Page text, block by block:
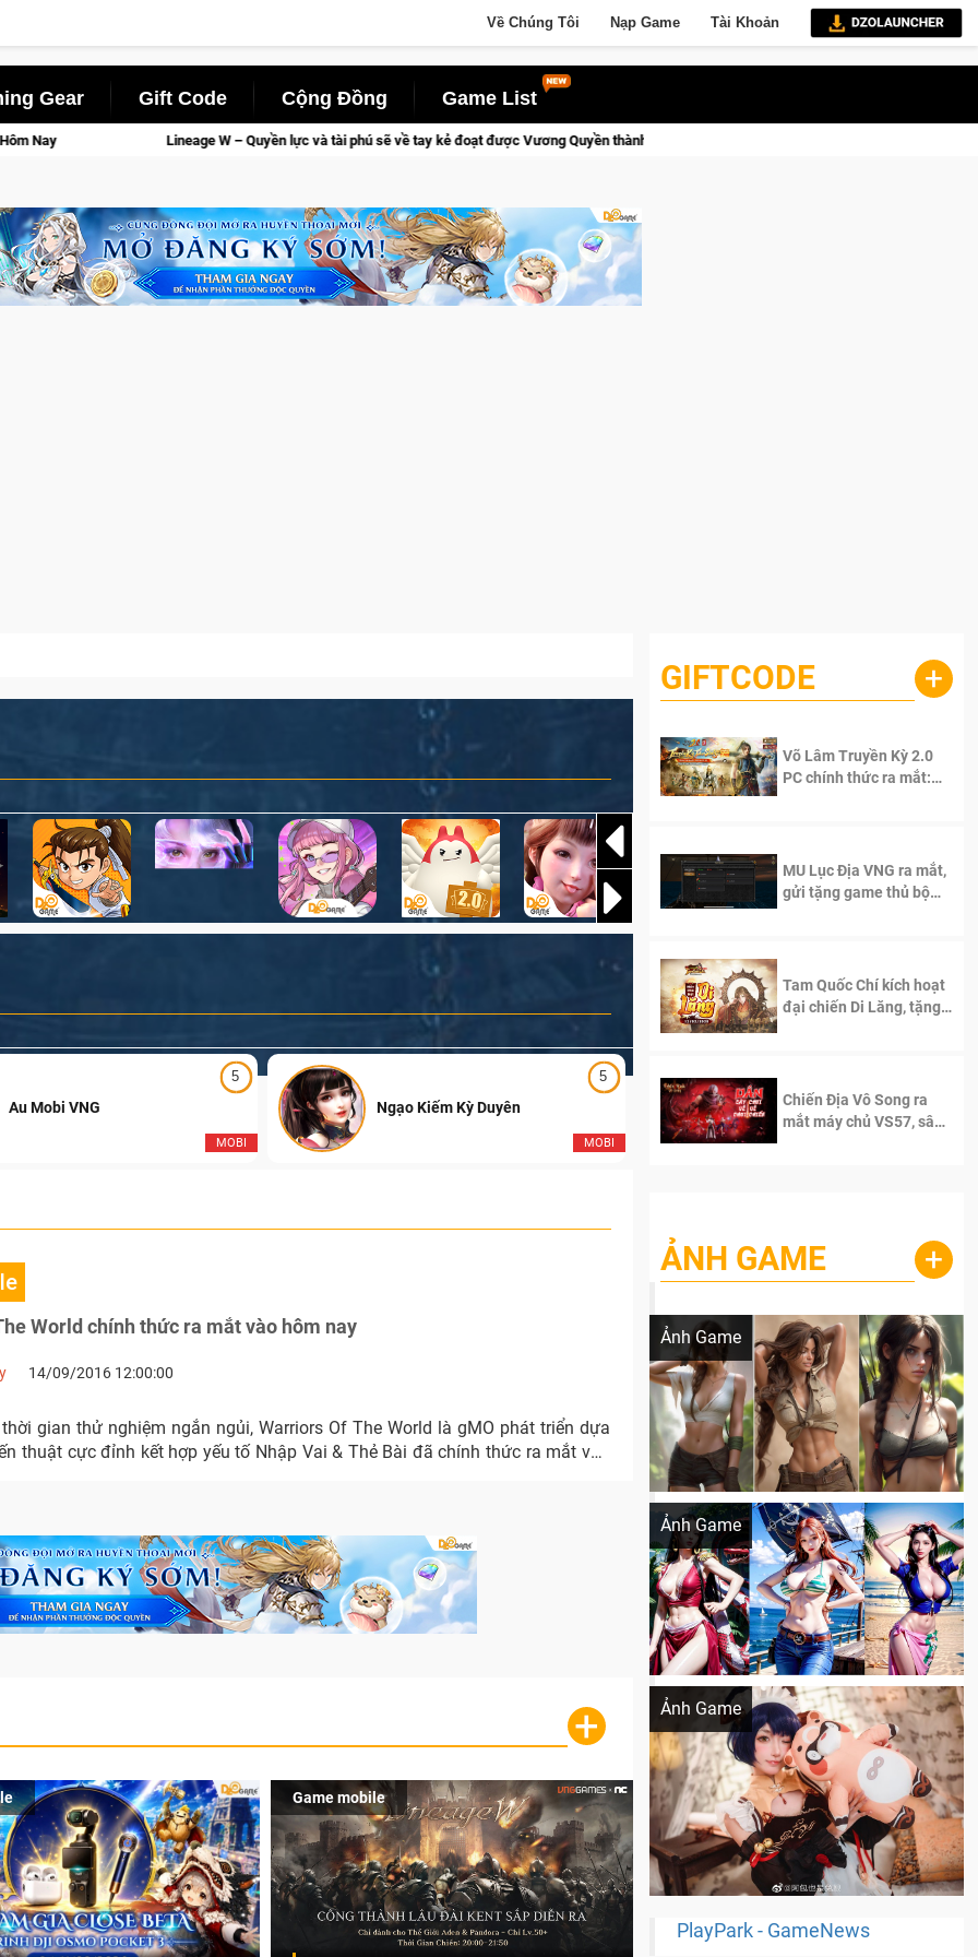
Về Chúng Tôi Nạp Game Tài Khoản
Gear Gift Code Cộng Đồng Game List
Lineage W – Quyền lực và tài phú sẽ về tay kẻ đoạt được Vương Quyền thành Kent sắp tới!
5
MOBI
Au Mobi VNG
5
MOBI
Ngạo Kiếm Kỳ Duyên Ngạo Thiên Mobile
World chính thức ra mắt vào hôm nay
14/09/2016 12:00:00
gian thử nghiệm ngắn ngủi, Warriors Of The World là gMO phát triển dựa
thuật cực đỉnh kết hợp yếu tố Nhập Vai & Thẻ Bài đã chính thức ra mắt vào
+
Game mobile
GIFTCODE +
Võ Lâm Truyền Kỳ 2.0
PC chính thức ra mắt:
MU Lục Địa VNG ra mắt,
gửi tặng game thủ bộ
Tam Quốc Chí kích hoạt
đại chiến Di Lăng, tặng
Chiến Địa Vô Song ra
mắt máy chủ VS57, sân
ẢNH GAME +
Ảnh Game
Lala Croft vừa nóng vừa xinh dưới nét vẽ
Ảnh Game
Khi AI Cosplay gái đẹp One Piece
Ảnh Game
Cosplay Xiangling siêu cute
PlayPark - GameNews